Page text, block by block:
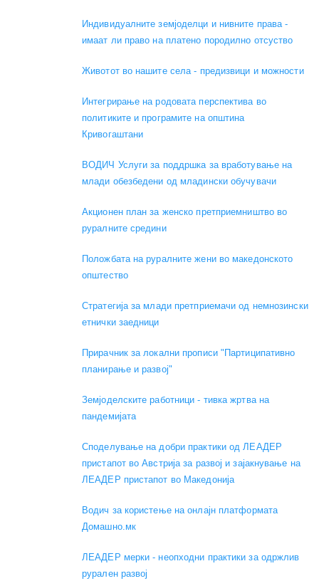
Индивидуалните земјоделци и нивните права -
имаат ли право на платено породилно отсуство
Животот во нашите села - предизвици и можности
Интегрирање на родовата перспектива во
политиките и програмите на општина
Кривогаштани
ВОДИЧ Услуги за поддршка за вработување на
млади обезбедени од младински обучувачи
Акционен план за женско претприемништво во
руралните средини
Положбата на руралните жени во македонското
општество
Стратегија за млади претприемачи од немнозински
етнички заедници
Прирачник за локални прописи "Партиципативно
планирање и развој"
Земјоделските работници - тивка жртва на
пандемијата
Споделување на добри практики од ЛЕАДЕР
пристапот во Австрија за развој и зајакнување на
ЛЕАДЕР пристапот во Македонија
Водич за користење на онлајн платформата
Домашно.мк
ЛЕАДЕР мерки - неопходни практики за одржлив
рурален развој